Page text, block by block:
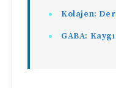
Kolajen:
GABA: